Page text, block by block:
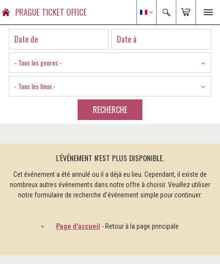
PRAGUE TICKET OFFICE
- Tous les genres -
- Tous les lieux -
RECHERCHE
L'ÉVÉNEMENT N'EST PLUS DISPONIBLE.
Cet événement a été annulé ou il a déjà eu lieu. Cependant, il existe de
nombreux autres événements dans notre offre à choisir. Veuillez utiliser
notre formulaire de recherche d'événement simple pour continuer.
Page d'accueil - Retour à la page principale